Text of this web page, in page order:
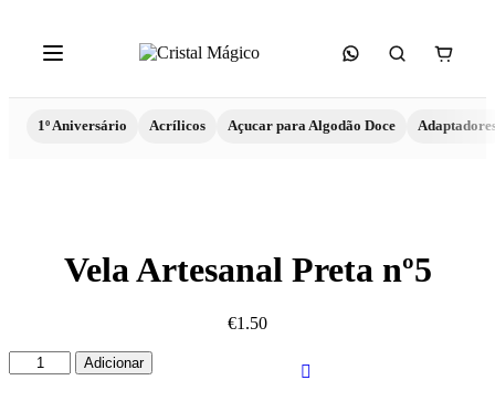
1º Aniversário Acrílicos Açucar para Algodão Doce
Vela Artesanal Preta nº5
€1.50
Quantidade
de
Adicionar